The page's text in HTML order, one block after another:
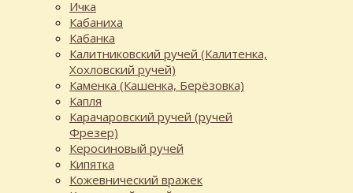
Ичка
Кабаниха
Кабанка
Калитниковский ручей (Калитенка,
Хохловский ручей)
Каменка (Кашенка, Берёзовка)
Капля
Карачаровский ручей (ручей
Фрезер)
Керосиновый ручей
Кипятка
Кожевнический вражек